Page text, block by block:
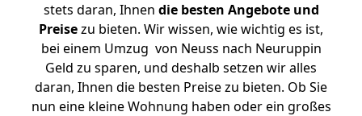
stets daran, Ihnen die besten Angebote und
Preisezu bieten. Wir wissen, wie wichtig es ist,
bei einem Umzug von Neuss nach Neuruppin
Geld zu sparen, und deshalb setzen wir alles
daran, Ihnen die besten Preise zu bieten. Ob Sie
nun eine kleine Wohnung haben oder ein großes